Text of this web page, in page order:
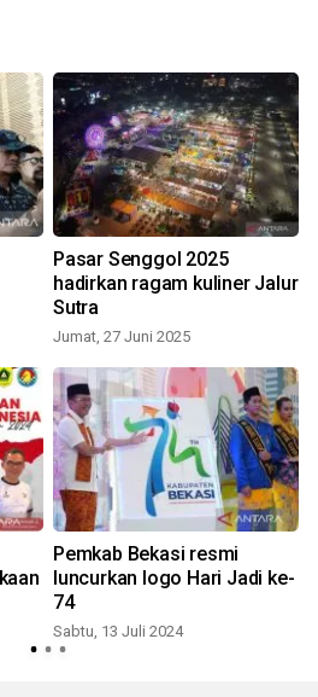
Pasar Senggol 2025
hadirkan ragam kuliner Jalur
Sutra
Jumat, 27 Juni 2025
Pemkab Bekasi resmi
luncurkan logo Hari Jadi ke-
74
Sabtu, 13 Juli 2024